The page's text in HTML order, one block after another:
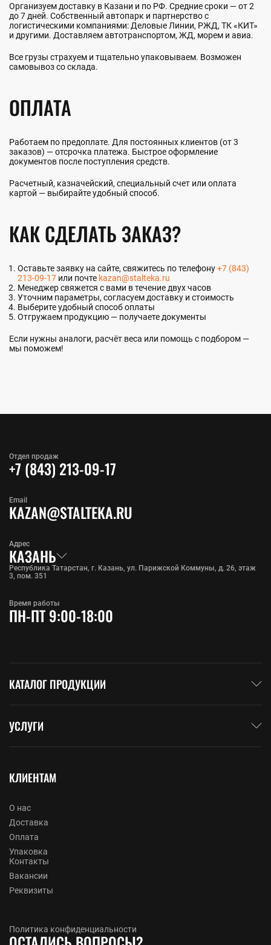
Организуем доставку в Казани и по РФ. Средние сроки — от 2
до 7 дней. Собственный автопарк и партнерство с
логистическими компаниями: Деловые Линии, РЖД, ТК «КИТ»
и другими. Доставляем автотранспортом, ЖД, морем и авиа.
Все грузы страхуем и тщательно упаковываем. Возможен
самовывоз со склада.
ОПЛАТА
Работаем по предоплате. Для постоянных клиентов (от 3
заказов) — отсрочка платежа. Быстрое оформление
документов после поступления средств.
Расчетный, казначейский, специальный счет или оплата
картой — выбирайте удобный способ.
КАК СДЕЛАТЬ ЗАКАЗ?
Оставьте заявку на сайте, свяжитесь по телефону+7 (843)
213-09-17 или почте kazan@stalteka.ru
Менеджер свяжется с вами в течение двух часов
Уточним параметры, согласуем доставку и стоимость
Выберите удобный способ оплаты
Отгружаем продукцию — получаете документы
Если нужны аналоги, расчёт веса или помощь с подбором —
мы поможем!
Отдел продаж
+7 (843) 213-09-17
Адрес
КАЗАНЬ
Республика Татарстан, г. Казань, ул. Парижской Коммуны, д. 26, этаж
3, пом. 351
Email
KAZAN@STALTEKA.RU
Время работы
ПН-ПТ 9:00-18:00
КАТАЛОГ ПРОДУКЦИИ
УСЛУГИ
КЛИЕНТАМ
О нас
Доставка
Оплата
Упаковка
Контакты
Вакансии
Реквизиты
Политика конфиденциальности